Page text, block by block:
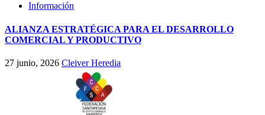
Información
ALIANZA ESTRATÉGICA PARA EL DESARROLLO
COMERCIAL Y PRODUCTIVO
27 junio, 2026 Cleiver Heredia